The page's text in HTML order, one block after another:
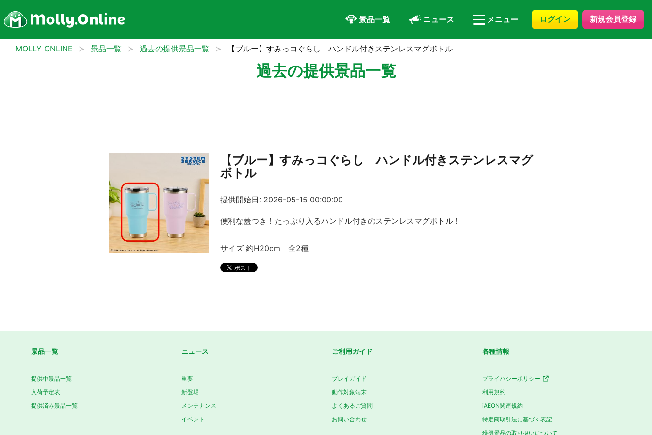
景品一覧 ニュース メニュー ログイン 新規会員登録
MOLLY ONLINE 景品一覧 過去の提供景品一覧 【ブルー】すみっコぐらし ハンドル付きステンレスマグボトル
過去の提供景品一覧
【ブルー】すみっコぐらし ハンドル付きステンレスマグ
ボトル
提供開始日: 2026-05-15 00:00:00
便利な蓋つき！たっぷり入るハンドル付きのステンレスマグボトル！
サイズ 約H20cm 全2種
景品一覧
提供中景品一覧
入荷予定表
提供済み景品一覧
ニュース
重要
新登場
メンテナンス
イベント
ご利用ガイド
プレイガイド
動作対象端末
よくあるご質問
お問い合わせ
各種情報
プライバシーポリシー
利用規約
iAEON関連規約
特定商取引法に基づく表記
獲得景品の取り扱いについて